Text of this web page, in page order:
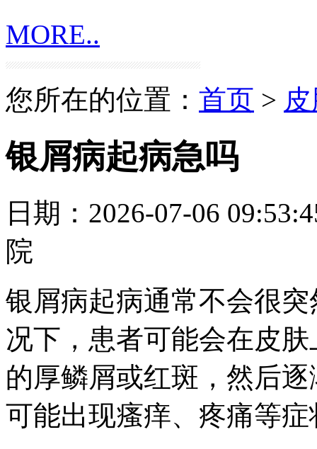
MORE..
您所在的位置： 首页 >
银屑病起病急吗
日期：2026-07-06
院
银屑病起病通常不会很
况下，患者可能会在皮
的厚鳞屑或红斑，然后
可能出现瘙痒、疼痛等症